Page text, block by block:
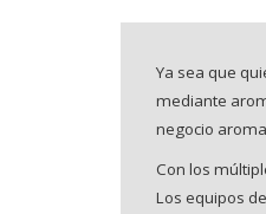
Ya sea que
mediante
negocio
Con los
Los equipos